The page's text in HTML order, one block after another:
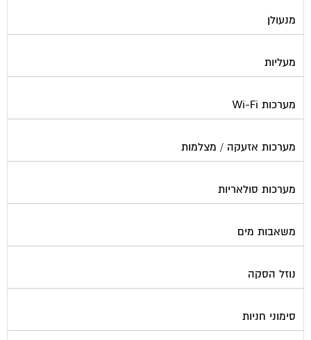
מנעולן
מעליות
מערכות Wi-Fi
מערכות אזעקה / מצלמות
מערכות סולאריות
משאבות מים
נוזל הסקה
סימוני חניות